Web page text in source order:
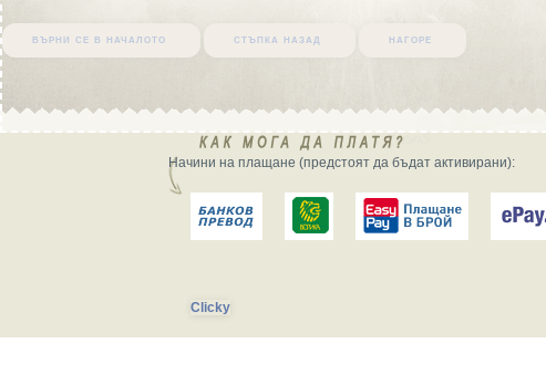
върни се в началото стъпка назад нагоре
Начини на плащане (предстоят да бъдат активирани):
Clicky